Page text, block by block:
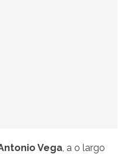
Vega , a o largo